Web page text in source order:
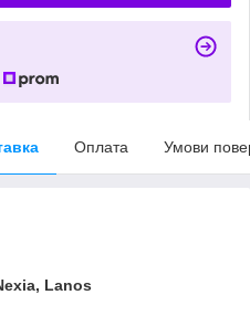
Оплата Умови
Lanos